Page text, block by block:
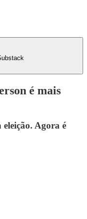
é mais
Agora é